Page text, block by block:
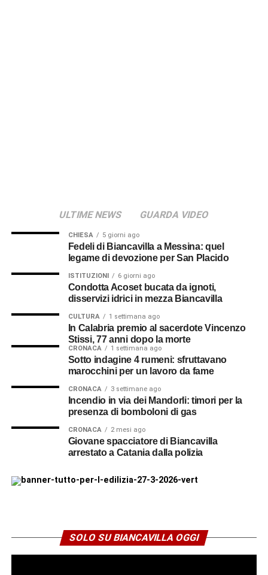
ULTIME NEWS GUARDA VIDEO
CHIESA 5 giorni ago
Fedeli di Biancavilla a Messina: quel
legame di devozione per San Placido
ISTITUZIONI 6 giorni ago
Condotta Acoset bucata da ignoti,
disservizi idrici in mezza Biancavilla
CULTURA 1 settimana ago
In Calabria premio al sacerdote Vincenzo
Stissi, 77 anni dopo la morte
CRONACA 1 settimana ago
Sotto indagine 4 rumeni: sfruttavano
marocchini per un lavoro da fame
CRONACA 3 settimane ago
Incendio in via dei Mandorli: timori per la
presenza di bomboloni di gas
CRONACA 2 mesi ago
Giovane spacciatore di Biancavilla
arrestato a Catania dalla polizia
SOLO SU BIANCAVILLA OGGI